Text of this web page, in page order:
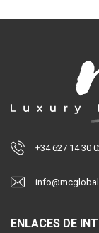
+34 627 14 30
ENLACES DE